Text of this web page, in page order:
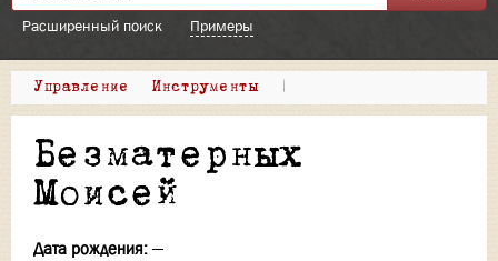
Расширенный поиск Примеры
Управление Инструменты |
Безматерных
Моисей
Дата рождения: —